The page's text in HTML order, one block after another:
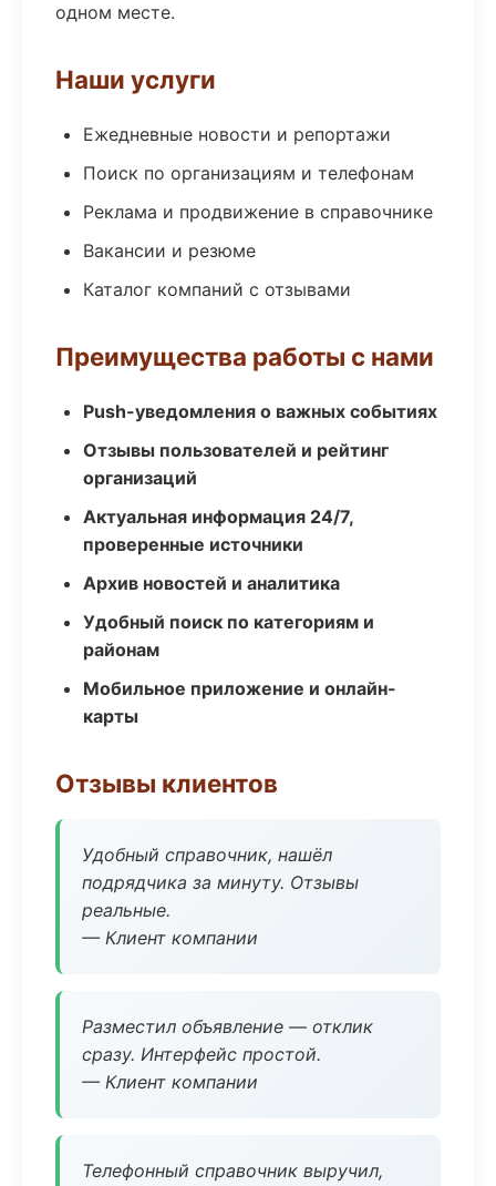
одном месте.
Наши услуги
Ежедневные новости и репортажи
Поиск по организациям и телефонам
Реклама и продвижение в справочнике
Вакансии и резюме
Каталог компаний с отзывами
Преимущества работы с нами
Push-уведомления о важных событиях
Отзывы пользователей и рейтинг
организаций
Актуальная информация 24/7,
проверенные источники
Архив новостей и аналитика
Удобный поиск по категориям и
районам
Мобильное приложение и онлайн-
карты
Отзывы клиентов
Удобный справочник, нашёл
подрядчика за минуту. Отзывы
реальные.
— Клиент компании
Разместил объявление — отклик
сразу. Интерфейс простой.
— Клиент компании
Телефонный справочник выручил,